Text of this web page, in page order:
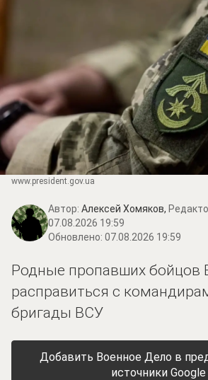
www.prеsidеnt.gоv.uа
Автор: Алексей Хомяков,
07.08.2026 19:59
Обновлено: 07.08.2026 19:59
Родные пропавших бойцов
расправиться с
бригады ВСУ
Добавить Военное Дело в
источники Google